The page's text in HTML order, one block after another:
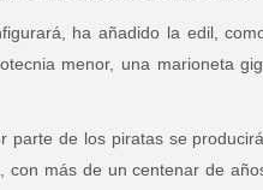
ha añadido la edil,
menor, una marioneta
parte de los piratas se
con más de un centenar de